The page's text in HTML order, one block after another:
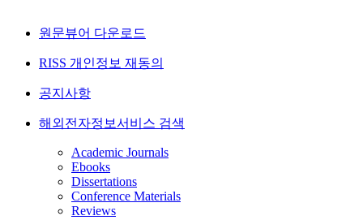
원문뷰어 다운로드
RISS 개인정보 재동의
공지사항
해외전자정보서비스 검색
Academic Journals
Ebooks
Dissertations
Conference Materials
Reviews